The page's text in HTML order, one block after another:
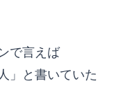
で言えば
」と書いていた